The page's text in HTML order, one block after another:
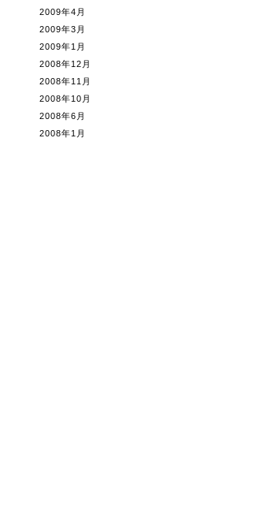
2009年4月
2009年3月
2009年1月
2008年12月
2008年11月
2008年10月
2008年6月
2008年1月